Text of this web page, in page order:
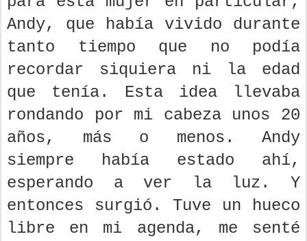
Andy, que había vivido durante
tanto tiempo que no podía
recordar siquiera ni la edad
que tenía. Esta idea llevaba
rondando por mi cabeza unos 20
años, más o menos. Andy
siempre había estado ahí,
esperando a ver la luz. Y
entonces surgió. Tuve un hueco
libre en mi agenda, me senté